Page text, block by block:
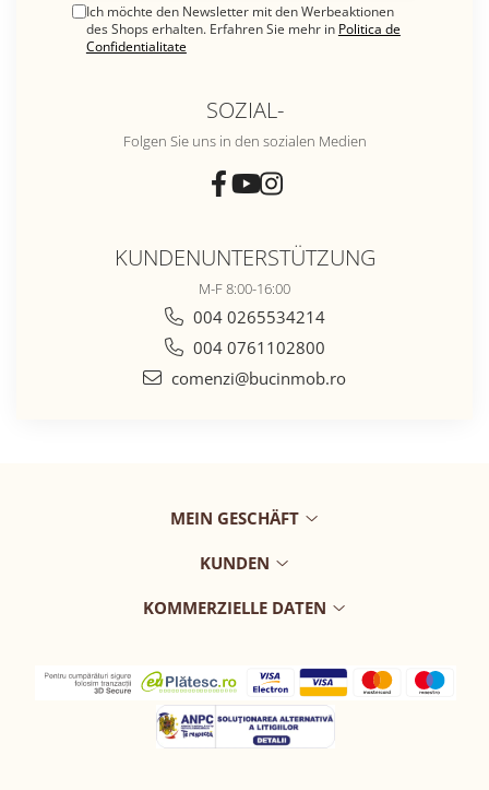
Ich möchte den Newsletter mit den Werbeaktionen
des Shops erhalten. Erfahren Sie mehr in Politica de
Confidentialitate
SOZIAL-
Folgen Sie uns in den sozialen Medien
KUNDENUNTERSTÜTZUNG
M-F 8:00-16:00
004 0265534214
004 0761102800
comenzi@bucinmob.ro
MEIN GESCHÄFT
KUNDEN
KOMMERZIELLE DATEN